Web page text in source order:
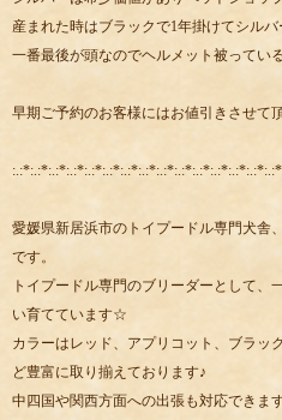
産まれた時はブラックで1年掛けてシルバ
一番最後が頭なのでヘルメット被ってい
早期ご予約のお客様にはお値引きさせて
愛媛県新居浜市のトイプードル専門犬舎
です。
トイプードル専門のブリーダーとして、
い育てています☆
カラーはレッド、アプリコット、ブラッ
ど豊富に取り揃えております♪
中四国や関西方面への出張も対応できま